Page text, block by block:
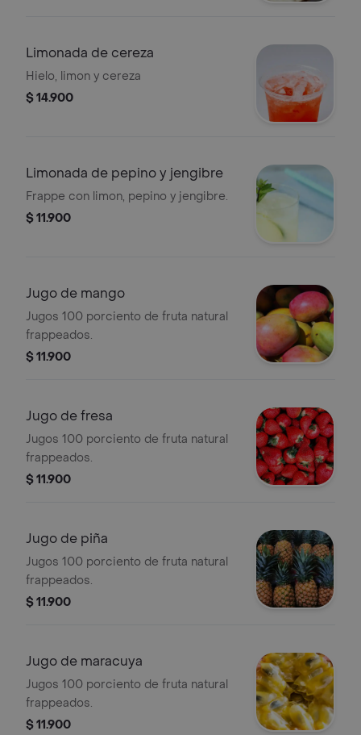
Limonada de cereza
Hielo, limon y cereza
$ 14.900
Limonada de pepino y jengibre
Frappe con limon, pepino y jengibre.
$ 11.900
Jugo de mango
Jugos 100 porciento de fruta natural
frappeados.
$ 11.900
Jugo de fresa
Jugos 100 porciento de fruta natural
frappeados.
$ 11.900
Jugo de piña
Jugos 100 porciento de fruta natural
frappeados.
$ 11.900
Jugo de maracuya
Jugos 100 porciento de fruta natural
frappeados.
$ 11.900